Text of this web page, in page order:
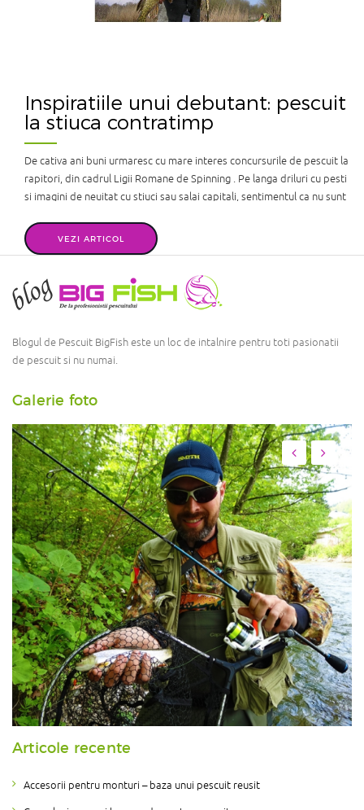
Inspiratiile unui debutant: pescuit
la stiuca contratimp
De cativa ani buni urmaresc cu mare interes concursurile de pescuit la
rapitori, din cadrul Ligii Romane de Spinning . Pe langa driluri cu pesti
si imagini de neuitat cu stiuci sau salai capitali, sentimentul ca nu sunt
toate expozitiile de pescuit, iar a ...
VEZI ARTICOL
Blogul de Pescuit BigFish este un loc de intalnire pentru toti pasionatii
de pescuit si nu numai.
Galerie foto
Articole recente
Accesorii pentru monturi – baza unui pescuit reusit